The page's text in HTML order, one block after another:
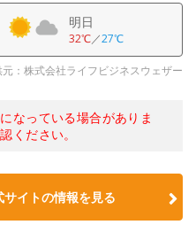
明日
32℃／27℃
：株式会社ライフビジネスウェザー
なっている場合がありま
ください。
イトの情報を見る